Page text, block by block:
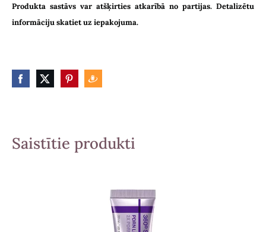
Produkta sastāvs var atšķirties atkarībā no partijas. Detalizētu
informāciju skatiet uz iepakojuma.
Saistītie produkti